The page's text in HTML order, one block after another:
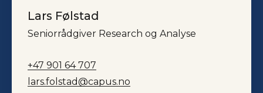
Lars Følstad
Seniorrådgiver Research og Analyse
+47 901 64 707
lars.folstad@capus.no